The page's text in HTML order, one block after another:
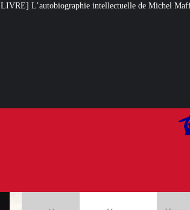
de Michel Maffesoli Pour regagner